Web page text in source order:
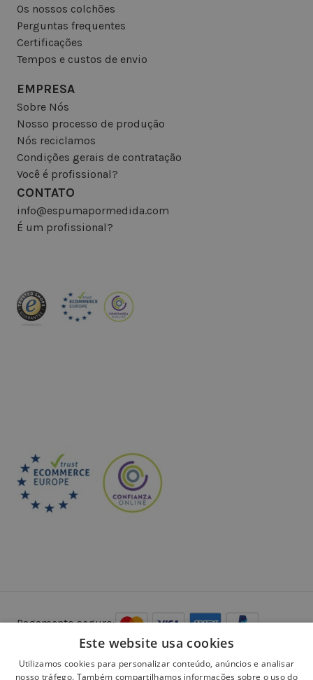
Os nossos colchões
Perguntas frequentes
Certificações
Tempos e custos de envio
EMPRESA
Sobre Nós
Nosso processo de produção
Nós reciclamos
Condições gerais de contratação
Você é profissional?
CONTATO
info@espumapormedida.com
É um profissional?
Pagamento seguro:
Este website usa cookies
Utilizamos cookies para personalizar conteúdo, anúncios e analisar
nosso tráfego. Também compartilhamos informações sobre o uso do